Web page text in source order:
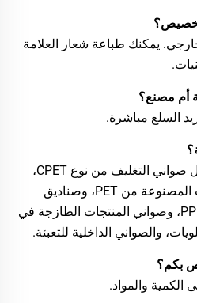
يمكنك طباعة شعار العلامة
أم مصنع؟
السلع مباشرة.
أ: عبوات طعام بلاستيكية، مثل صواني التغليف من نوع CPET،
وصناديق الفاكهة والخضروات المصنوعة من PET، وصناديق
تخزين الطعام المصنوعة من PP، وصواني المنتجات الطازجة في
والصواني الداخلية للتعبئة.
بكم؟